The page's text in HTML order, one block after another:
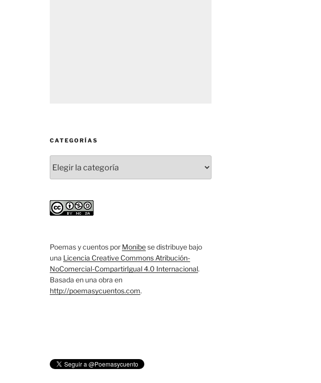
CATEGORÍAS
Poemas y cuentospor Monibese distribuye bajo
una Licencia Creative Commons Atribución-
NoComercial-CompartirIgual 4.0 Internacional.
Basada en una obra en
http://poemasycuentos.com.